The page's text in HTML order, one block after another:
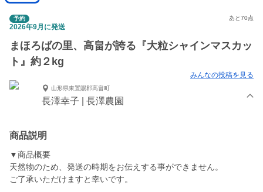
予約 あと70点
2026年9月に発送
まほろばの里、高畠が誇る『大粒シャインマスカッ
ト』約２kg
みんなの投稿を見る
山形県東置賜郡高畠町
長澤幸子 | 長澤農園
商品説明
▼商品概要
天然物のため、発送の時期をお伝えする事ができません。
ご了承いただけますと幸いです。